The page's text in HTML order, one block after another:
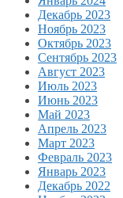
Декабрь 2023
Ноябрь 2023
Октябрь 2023
Сентябрь 2023
Август 2023
Июль 2023
Июнь 2023
Май 2023
Апрель 2023
Март 2023
Февраль 2023
Январь 2023
Декабрь 2022